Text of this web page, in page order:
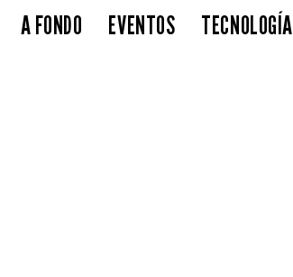
A FONDO EVENTOS TECNOLOGÍA